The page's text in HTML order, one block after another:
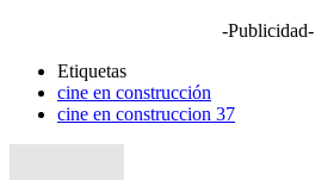
-Publicidad-
Etiquetas
cine en construcción
cine en construccion 37